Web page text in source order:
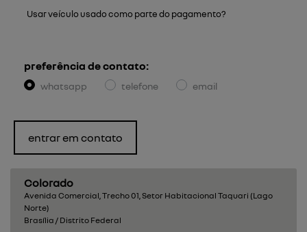
Colorado
Avenida Comercial, Trecho 01, Setor Habitacional Taquari (Lago
Norte)
Brasília / Distrito Federal
Usar veículo usado como parte do pagamento?
preferência de contato:
whatsapp telefone email
entrar em contato